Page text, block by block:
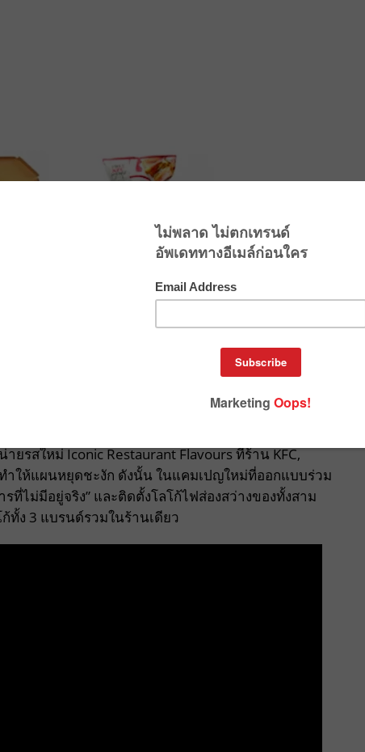
ไม่ธรรมดาอีกแล้ว แถมยังเป็นวิธีที่เซอร์ไพรส์คอฟาสต์ฟู้ด
มเป้าหมายกลุ่มนี้ได้แบบจดจำแม่น
ยรสใหม่ Iconic Restaurant Flavours ที่ร้าน KFC,
ทำให้แผนหยุดชะงัก ดังนั้น ในแคมเปญใหม่ที่ออกแบบร่วม
ไม่มีอยู่จริง” และติดตั้งโลโก้ไฟส่องสว่างของทั้งสาม
ง 3 แบรนด์รวมในร้านเดียว